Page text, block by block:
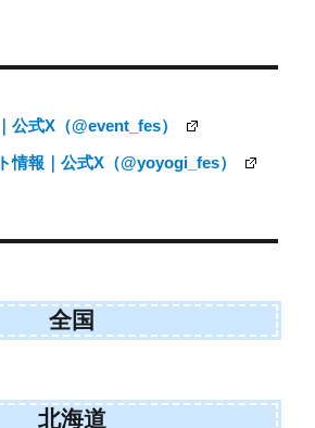
公式X（@event_fes）
情報｜公式X（@yoyogi_fes）
全国
北海道